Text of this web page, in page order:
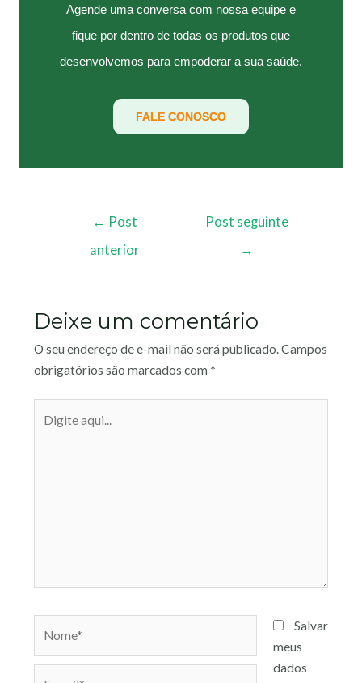
Agende uma conversa com nossa equipe e
fique por dentro de todas os produtos que
desenvolvemos para empoderar a sua saúde.
FALE CONOSCO
← Post
anterior
Post seguinte
→
Deixe um comentário
O seu endereço de e-mail não será publicado.Campos
obrigatórios são marcados com *
Salvar
meus
dados